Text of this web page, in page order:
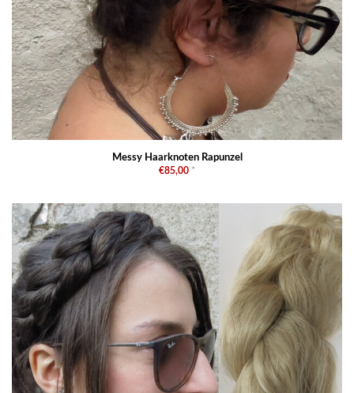
Messy Haarknoten Rapunzel
€85,00 *